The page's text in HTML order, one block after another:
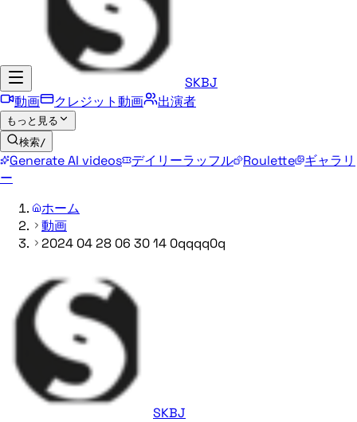
SKBJ
動画
クレジット動画 出演者
もっと見る
検索/
Generate AI videos デイリーラッフル Roulette
ギャラリ
ー
ホーム
動画
2024 04 28 06 30 14 0qqqq0q
SKBJ